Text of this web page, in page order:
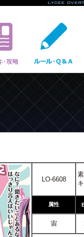
LO-6608
属性
宙